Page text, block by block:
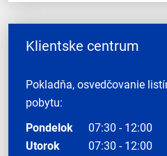
Klientske centrum
Pokladňa, osvedčovanie
pobytu:
Pondelok
07:30 - 12:00
Utorok
07:30 - 12:00